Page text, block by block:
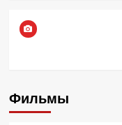
Фильмы
Фильмы